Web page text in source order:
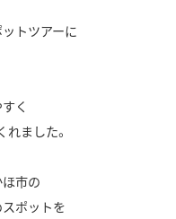
トツアーに
く
ました。
市の
ポットを